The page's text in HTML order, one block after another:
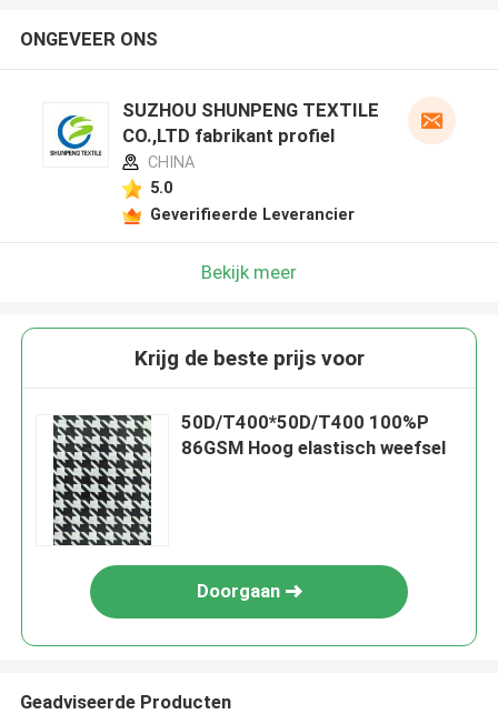
ONGEVEER ONS
SUZHOU SHUNPENG TEXTILE
CO.,LTD fabrikant profiel
CHINA
5.0
Geverifieerde Leverancier
Bekijk meer
Krijg de beste prijs voor
50D/T400*50D/T400 100%P
86GSM Hoog elastisch weefsel
Doorgaan
Geadviseerde Producten